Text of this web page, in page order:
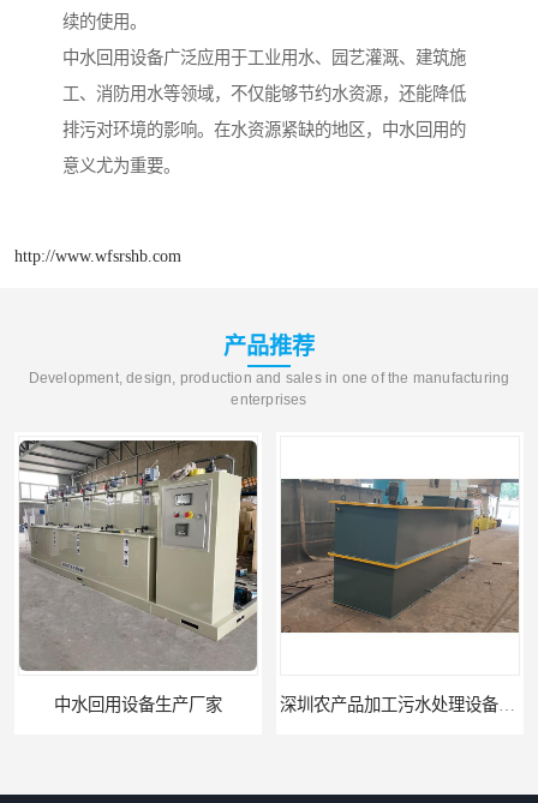
续的使用。
中水回用设备广泛应用于工业用水、园艺灌溉、建筑施
工、消防用水等领域，不仅能够节约水资源，还能降低
排污对环境的影响。在水资源紧缺的地区，中水回用的
意义尤为重要。
http://www.wfsrshb.com
产品推荐
Development, design, production and sales in one of the manufacturing
enterprises
中水回用设备生产厂家